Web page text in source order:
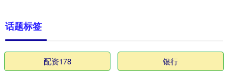
话题标签
配资178 银行